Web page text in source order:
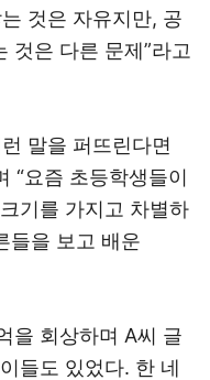
것은 자유지만, 공
것은 다른 문제”라고
말을 퍼뜨린다면
“요즘 초등학생들이
기를 가지고 차별하
들을 보고 배운
을 회상하며 A씨 글
들도 있었다. 한 네